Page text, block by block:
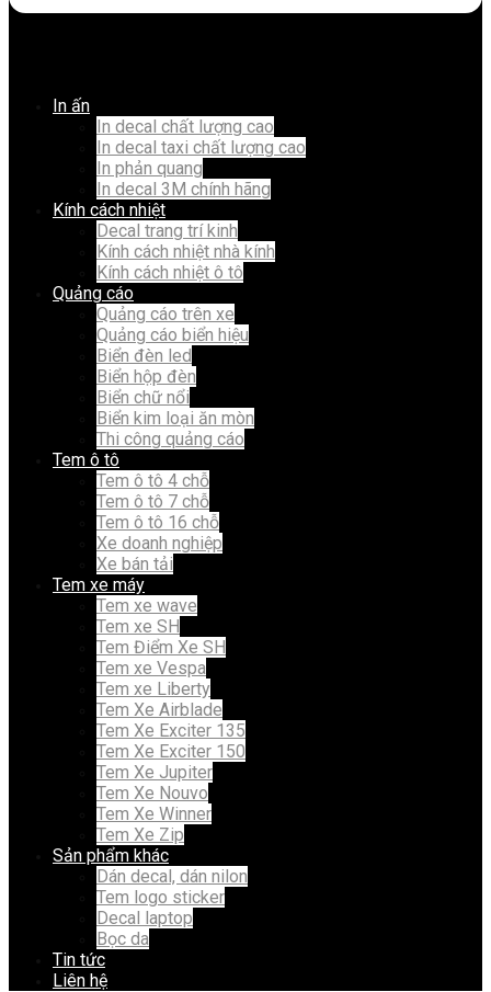
In ấn
In decal chất lượng cao
In decal taxi chất lượng cao
In phản quang
In decal 3M chính hãng
Kính cách nhiệt
Decal trang trí kinh
Kính cách nhiệt nhà kính
Kính cách nhiệt ô tô
Quảng cáo
Quảng cáo trên xe
Quảng cáo biển hiệu
Biển đèn led
Biển hộp đèn
Biển chữ nổi
Biển kim loại ăn mòn
Thi công quảng cáo
Tem ô tô
Tem ô tô 4 chỗ
Tem ô tô 7 chỗ
Tem ô tô 16 chỗ
Xe doanh nghiệp
Xe bán tải
Tem xe máy
Tem xe wave
Tem xe SH
Tem Điểm Xe SH
Tem xe Vespa
Tem xe Liberty
Tem Xe Airblade
Tem Xe Exciter 135
Tem Xe Exciter 150
Tem Xe Jupiter
Tem Xe Nouvo
Tem Xe Winner
Tem Xe Zip
Sản phẩm khác
Dán decal, dán nilon
Tem logo sticker
Decal laptop
Bọc da
Tin tức
Liên hệ